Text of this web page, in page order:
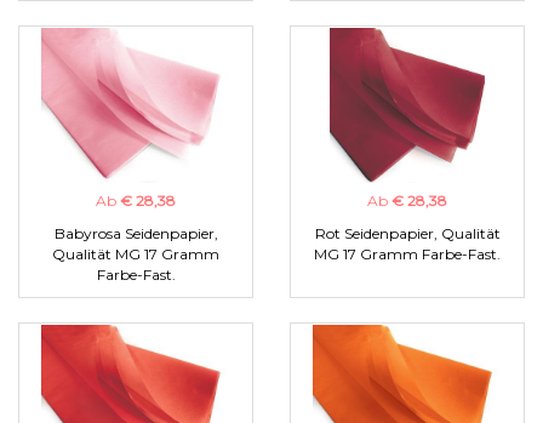
Ab € 28,38
Babyrosa Seidenpapier,
Qualität MG 17 Gramm
Farbe-Fast.
Ab € 28,38
Rot Seidenpapier, Qualität
MG 17 Gramm Farbe-Fast.